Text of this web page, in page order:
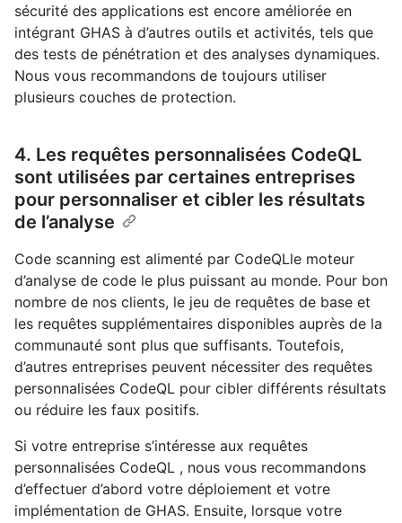
sécurité des applications est encore améliorée en
intégrant GHAS à d’autres outils et activités, tels que
des tests de pénétration et des analyses dynamiques.
Nous vous recommandons de toujours utiliser
plusieurs couches de protection.
4. Les requêtes personnalisées CodeQL
sont utilisées par certaines entreprises
pour personnaliser et cibler les résultats
de l’analyse
Code scanning est alimenté par CodeQLle moteur
d’analyse de code le plus puissant au monde. Pour bon
nombre de nos clients, le jeu de requêtes de base et
les requêtes supplémentaires disponibles auprès de la
communauté sont plus que suffisants. Toutefois,
d’autres entreprises peuvent nécessiter des requêtes
personnalisées CodeQL pour cibler différents résultats
ou réduire les faux positifs.
Si votre entreprise s’intéresse aux requêtes
personnalisées CodeQL , nous vous recommandons
d’effectuer d’abord votre déploiement et votre
implémentation de GHAS. Ensuite, lorsque votre